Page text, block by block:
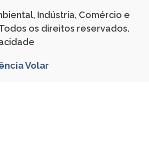
Indústria, Comércio e
os direitos reservados.
Volar